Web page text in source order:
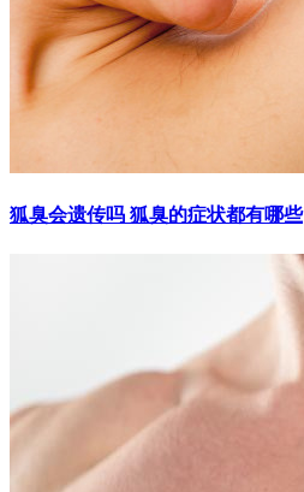
狐臭会遗传吗 狐臭的症状都有哪些